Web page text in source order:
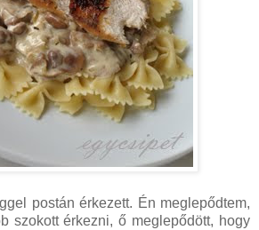
postán érkezett. Én meglepődtem,
szokott érkezni, ő meglepődött, hogy